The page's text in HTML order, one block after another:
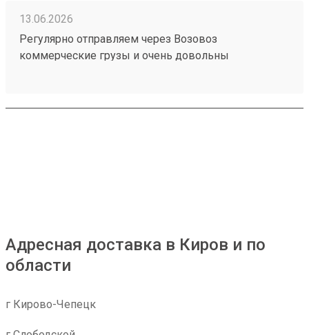
13.06.2026
Регулярно отправляем через Возовоз
коммерческие грузы и очень довольны
быстро. Персонал заслуживает отдельной похвалы
Адресная доставка в Киров и по
области
г Кирово-Чепецк